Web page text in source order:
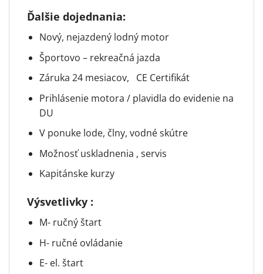
Ďalšie dojednania:
Nový, nejazdený lodný motor
Športovo – rekreačná jazda
Záruka 24 mesiacov, CE Certifikát
Prihlásenie motora / plavidla do evidenie na
DU
V ponuke lode, člny, vodné skútre
Možnosť uskladnenia , servis
Kapitánske kurzy
Výsvetlivky :
M- ručný štart
H- ručné ovládanie
E- el. štart